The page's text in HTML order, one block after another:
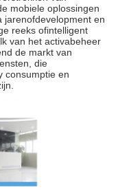
mobiele oplossingen
en
reeks ofintelligent
van het activabeheer
de markt van
die
consumptie en